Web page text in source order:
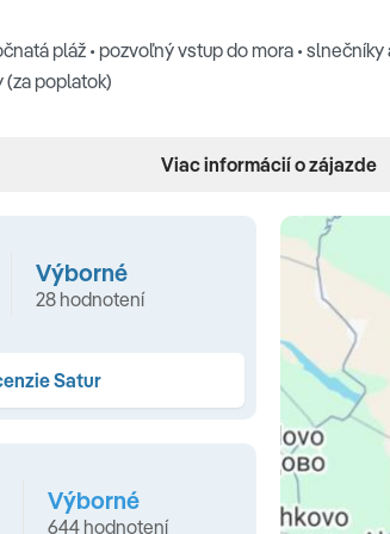
pláž • pozvoľný vstup do mora •
(za poplatok)
• SAT TV • telefón • kúpeľňa so sprchou a
terasa • set na prípravu čaju a kávy
- 20 m², maximálne obsadenie 2+1 - prístelka
maximálne obsadenie 2+1 - prístelka
obsadenie 2+2 - prístelka pevné lôžko
do 2 rokov v Superior izbe a v Štúdiu. Detská
Viac informácií o zájazde
Výborné
28 hodnotení
Satur
Výborné
644 hodnotení